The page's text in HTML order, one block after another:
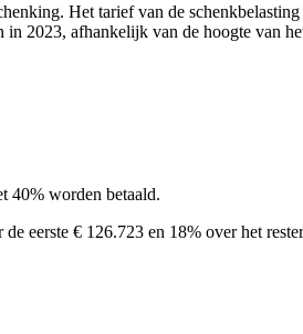
Het tarief van de
2023, afhankelijk van de hoogte van
40% worden betaald.
eerste € 126.723 en 18% over het